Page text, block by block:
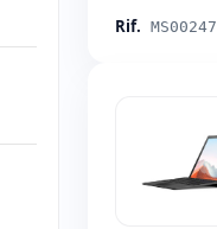
Rif. MS00247